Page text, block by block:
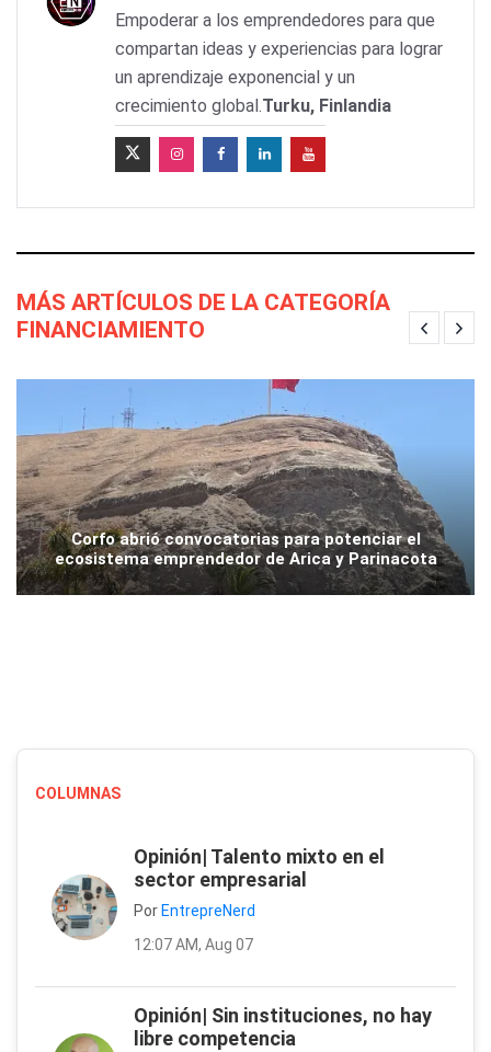
Empoderar a los emprendedores para que
compartan ideas y experiencias para lograr
un aprendizaje exponencial y un
crecimiento global.Turku, Finlandia
MÁS ARTÍCULOS DE LA CATEGORÍA
FINANCIAMIENTO
Corfo abrió convocatorias para potenciar el
ecosistema emprendedor de Arica y Parinacota
COLUMNAS
Opinión| Talento mixto en el
sector empresarial
Por EntrepreNerd
12:07 AM, Aug 07
Opinión| Sin instituciones, no hay
libre competencia